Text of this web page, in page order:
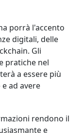
porrà l'accento
digitali, delle
Gli
pratiche nel
a essere più
ad avere
rendono il
e